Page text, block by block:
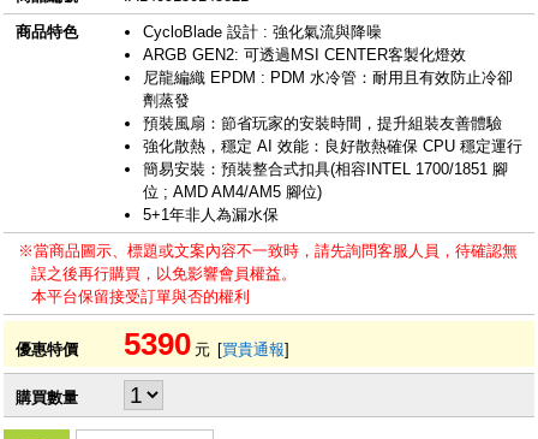
商品特色
CycloBlade 設計 : 強化氣流與降噪
ARGB GEN2: 可透過MSI CENTER客製化燈效
尼龍編織 EPDM : PDM 水冷管：耐用且有效防止冷卻
劑蒸發
預裝風扇：節省玩家的安裝時間，提升組裝友善體驗
強化散熱，穩定 AI 效能：良好散熱確保 CPU 穩定運行
簡易安裝：預裝整合式扣具(相容INTEL 1700/1851 腳
位 ; AMD AM4/AM5 腳位)
5+1年非人為漏水保
※當商品圖示、標題或文案內容不一致時，請先詢問客服人員，待確認無
誤之後再行購買，以免影響會員權益。
本平台保留接受訂單與否的權利
優惠特價 5390 元 [買貴通報]
購買數量